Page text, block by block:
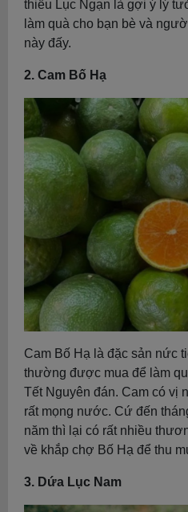
thiều Lục Ngạn là gợi ý lý
làm quà cho bạn bè và
này đấy.
2. Cam Bố Hạ
Cam Bố Hạ là đặc sản nức
thường được mua để làm
Tết Nguyên đán. Cam có vị
rất mọng nước. Cứ đến
năm thì lại có rất nhiều
về khắp chợ Bố Hạ để thu
3. Dứa Lục Nam